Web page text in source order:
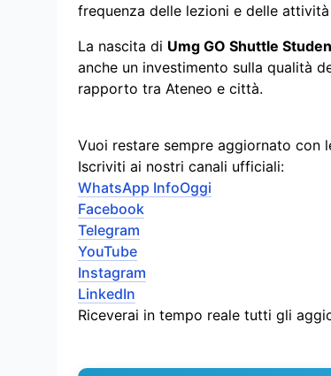
frequenza delle lezioni e delle
La nascita di Umg GO Shuttle
anche un investimento sulla qualità
rapporto tra Ateneo e città.
Vuoi restare sempre aggiornato con
Iscriviti ai nostri canali ufficiali:
WhatsApp InfoOggi
Facebook
Telegram
YouTube
Instagram
LinkedIn
Riceverai in tempo reale tutti gli